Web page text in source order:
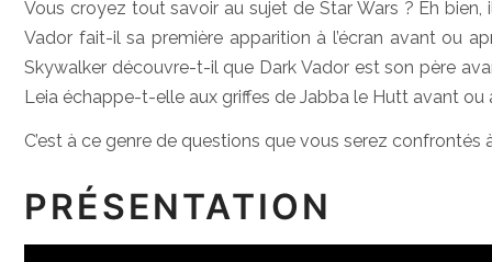
Vous croyez tout savoir au sujet de Star Wars ? Eh
Vador fait-il sa première apparition à l’écran avant ou
Skywalker découvre-t-il que Dark Vador est son père
Leia échappe-t-elle aux griffes de Jabba le Hutt avant
C’est à ce genre de questions que vous serez
PRÉSENTATION